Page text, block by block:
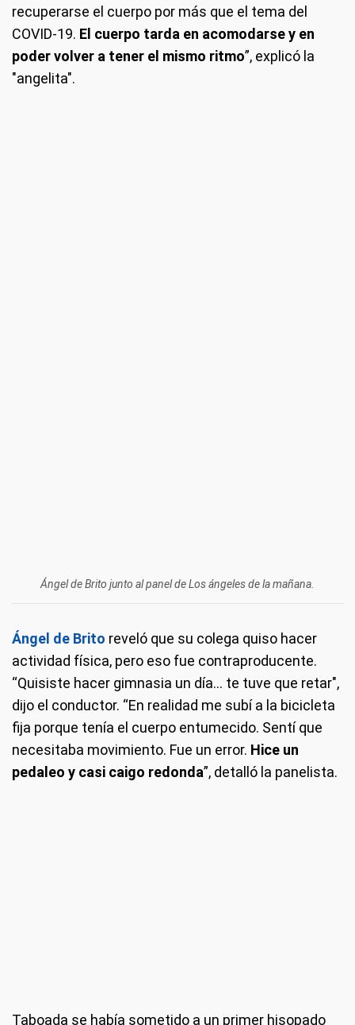
recuperarse el cuerpo por más que el tema del
COVID-19. El cuerpo tarda en acomodarse y en
poder volver a tener el mismo ritmo”, explicó la
"angelita".
Ángel de Brito junto al panel de Los ángeles de la mañana.
Ángel de Brito reveló que su colega quiso hacer
actividad física, pero eso fue contraproducente.
“Quisiste hacer gimnasia un día... te tuve que retar",
dijo el conductor. “En realidad me subí a la bicicleta
fija porque tenía el cuerpo entumecido. Sentí que
necesitaba movimiento. Fue un error. Hice un
pedaleo y casi caigo redonda”, detalló la panelista.
Taboada se había sometido a un primer hisopado